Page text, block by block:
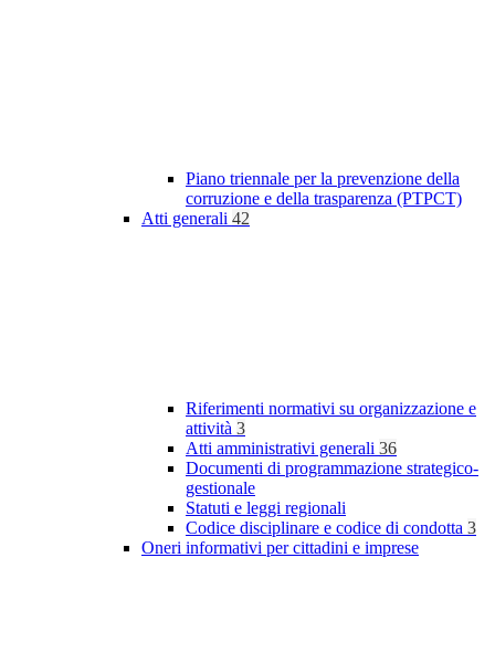
Piano triennale per la prevenzione della
corruzione e della trasparenza (PTPCT)
Atti generali 42
Riferimenti normativi su organizzazione e
attività 3
Atti amministrativi generali 36
Documenti di programmazione strategico-
gestionale
Statuti e leggi regionali
Codice disciplinare e codice di condotta 3
Oneri informativi per cittadini e imprese